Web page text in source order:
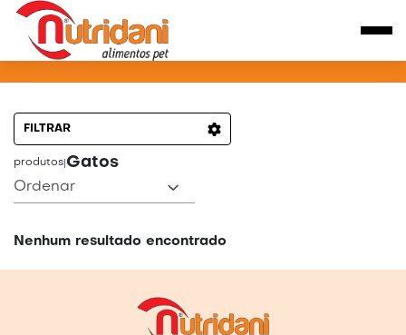
PRODUTOS PARA GATOS
FILTRAR
produtos Gatos
Ordenar
Nenhum resultado encontrado